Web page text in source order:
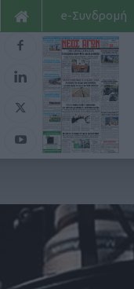
e-Συνδρομή